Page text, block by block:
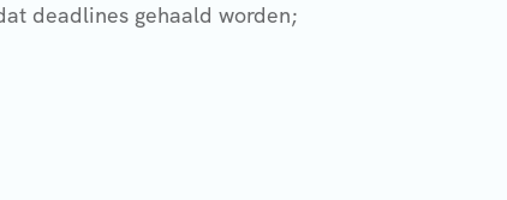
deadlines gehaald worden;